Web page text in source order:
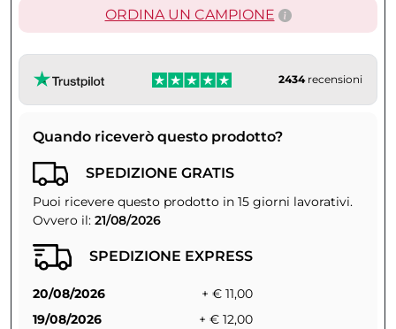
ORDINA UN CAMPIONE
2434recensioni
Quando riceverò questo prodotto?
SPEDIZIONE GRATIS
Puoi ricevere questo prodotto in 15 giorni lavorativi.
Ovvero il: 21/08/2026
SPEDIZIONE EXPRESS
20/08/2026
+ € 11,00
19/08/2026
+ € 12,00